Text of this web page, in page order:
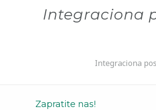
Integraciona
Integraciona
Zapratite nas!